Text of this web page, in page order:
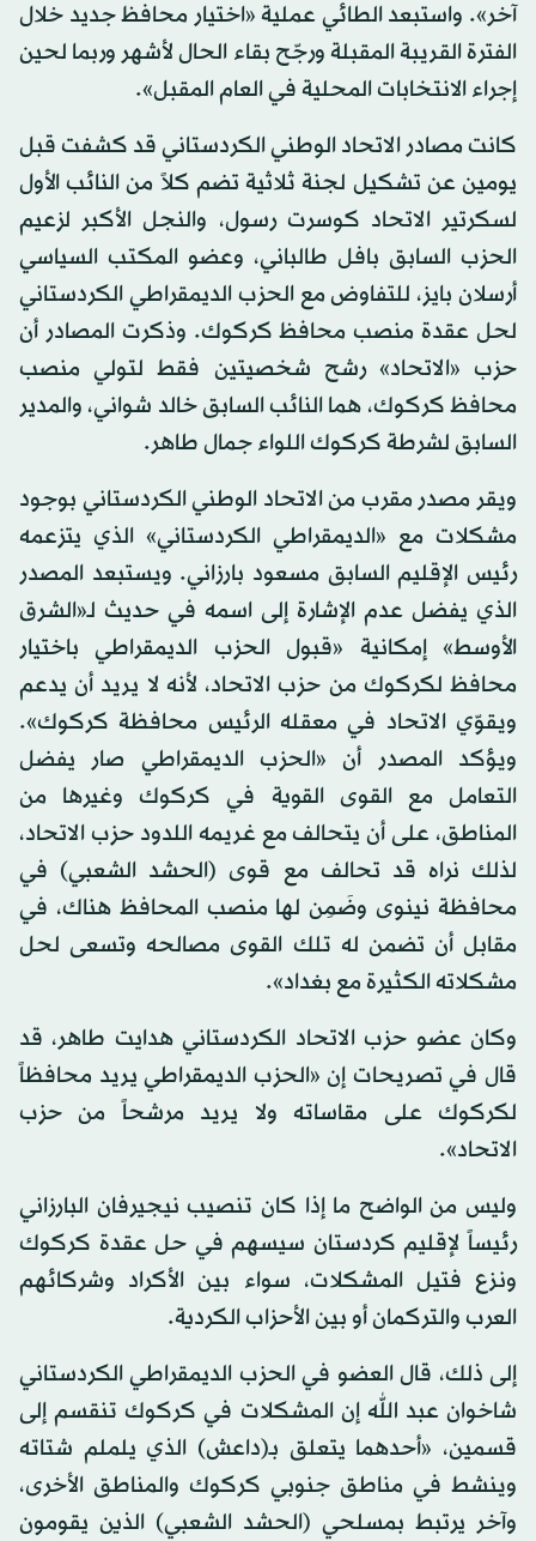
آخر». واستبعد الطائي عملية «اختيار محافظ جديد خلال
الفترة القريبة المقبلة ورجّح بقاء الحال لأشهر وربما لحين
إجراء الانتخابات المحلية في العام المقبل».
كانت مصادر الاتحاد الوطني الكردستاني قد كشفت قبل
يومين عن تشكيل لجنة ثلاثية تضم كلاً من النائب الأول
لسكرتير الاتحاد كوسرت رسول، والنجل الأكبر لزعيم
الحزب السابق بافل طالباني، وعضو المكتب السياسي
أرسلان بايز، للتفاوض مع الحزب الديمقراطي الكردستاني
لحل عقدة منصب محافظ كركوك. وذكرت المصادر أن
حزب «الاتحاد» رشح شخصيتين فقط لتولي منصب
محافظ كركوك، هما النائب السابق خالد شواني، والمدير
السابق لشرطة كركوك اللواء جمال طاهر.
ويقر مصدر مقرب من الاتحاد الوطني الكردستاني بوجود
مشكلات مع «الديمقراطي الكردستاني» الذي يتزعمه
رئيس الإقليم السابق مسعود بارزاني. ويستبعد المصدر
الذي يفضل عدم الإشارة إلى اسمه في حديث لـ«الشرق
الأوسط» إمكانية «قبول الحزب الديمقراطي باختيار
محافظ لكركوك من حزب الاتحاد، لأنه لا يريد أن يدعم
ويقوّي الاتحاد في معقله الرئيس محافظة كركوك».
ويؤكد المصدر أن «الحزب الديمقراطي صار يفضل
التعامل مع القوى القوية في كركوك وغيرها من
المناطق، على أن يتحالف مع غريمه اللدود حزب الاتحاد،
لذلك نراه قد تحالف مع قوى (الحشد الشعبي) في
محافظة نينوى وضَمِن لها منصب المحافظ هناك، في
مقابل أن تضمن له تلك القوى مصالحه وتسعى لحل
مشكلاته الكثيرة مع بغداد».
وكان عضو حزب الاتحاد الكردستاني هدايت طاهر، قد
قال في تصريحات إن «الحزب الديمقراطي يريد محافظاً
لكركوك على مقاساته ولا يريد مرشحاً من حزب
الاتحاد».
وليس من الواضح ما إذا كان تنصيب نيجيرفان البارزاني
رئيساً لإقليم كردستان سيسهم في حل عقدة كركوك
ونزع فتيل المشكلات، سواء بين الأكراد وشركائهم
العرب والتركمان أو بين الأحزاب الكردية.
إلى ذلك، قال العضو في الحزب الديمقراطي الكردستاني
شاخوان عبد الله إن المشكلات في كركوك تنقسم إلى
قسمين، «أحدهما يتعلق بـ(داعش) الذي يلملم شتاته
وينشط في مناطق جنوبي كركوك والمناطق الأخرى،
وآخر يرتبط بمسلحي (الحشد الشعبي) الذين يقومون